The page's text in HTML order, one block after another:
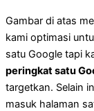
Gambar di atas
kami optimasi
satu Google tapi
peringkat satu
targetkan. Selain
masuk halaman